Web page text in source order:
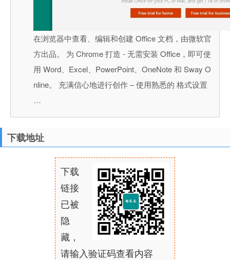
在浏览器中查看、编辑和创建 Office 文档，由微软官
方出品。 为 Chrome 打造 - 无需安装 Office，即可使
用 Word、Excel、PowerPoint、OneNote 和 Sway O
nline。 充满信心地进行创作 – 使用熟悉的 格式设置
…
下载地址
下载
链接
已被
隐
藏，
请输入验证码查看内容